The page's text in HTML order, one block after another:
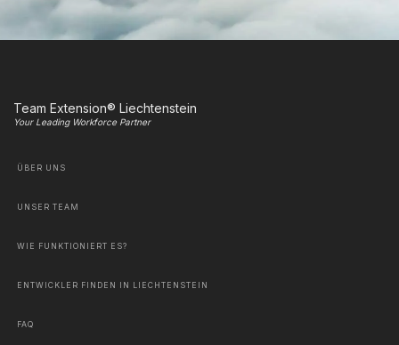
Team Extension® Liechtenstein
Your Leading Workforce Partner
ÜBER UNS
UNSER TEAM
WIE FUNKTIONIERT ES?
ENTWICKLER FINDEN IN LIECHTENSTEIN
FAQ